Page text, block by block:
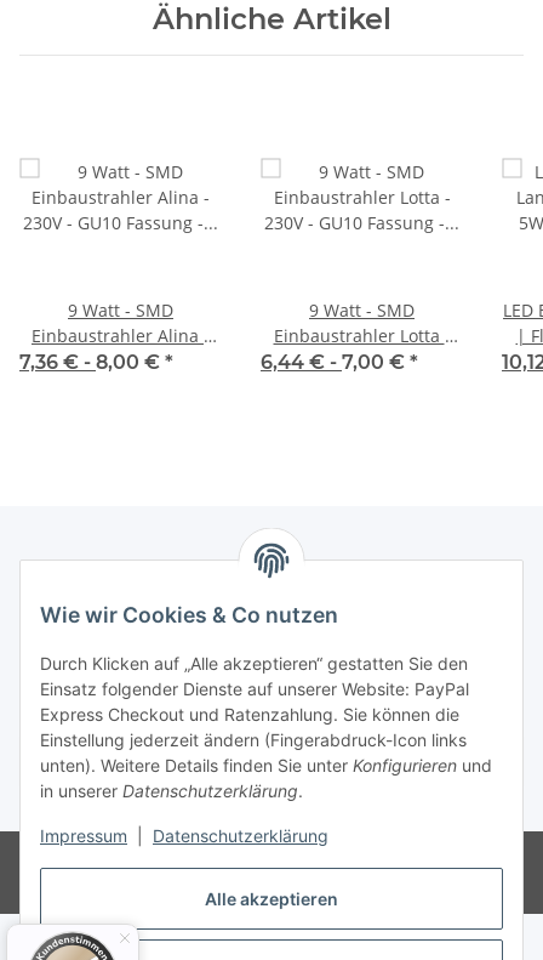
Alle akzeptieren
Wie wir Cookies & Co nutzen
Durch Klicken auf „Alle akzeptieren“ gestatten Sie den
Einsatz folgender Dienste auf unserer Website: PayPal
Express Checkout und Ratenzahlung. Sie können die
Einstellung jederzeit ändern (Fingerabdruck-Icon links
unten). Weitere Details finden Sie unter Konfigurieren und
in unserer Datenschutzerklärung.
Impressum Datenschutzerklärung
Ähnliche Artikel
9 Watt - SMD
Einbaustrahler Alina -
230V - GU10 Fassung -
7,36 € - 8,00 € *
9 Watt - SMD
Einbaustrahler Lotta -
230V - GU10 Fassung -
6,44 € - 7,00 € *
|
Gesetzliche Informationen
Vertrag widerrufen
* Alle Preise inkl. gesetzlicher USt., zzgl.Versand